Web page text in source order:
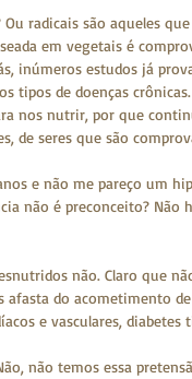
radicais são aqueles
em vegetais é
inúmeros estudos já
tipos de doenças
nos nutrir, por que
de seres que são
e não me pareço um
não é preconceito?
não. Claro que
do acometimento
e vasculares, diabetes
não temos essa